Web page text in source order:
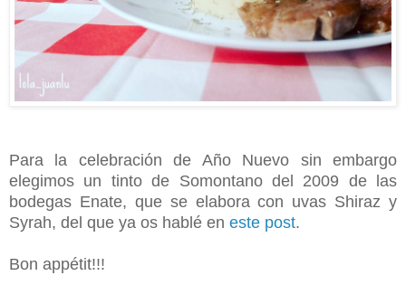
Para la celebración de Año Nuevo sin embargo
elegimos un tinto de Somontano del 2009 de las
bodegas Enate, que se elabora con uvas Shiraz y
Syrah, del que ya os hablé en este post.
Bon appétit!!!